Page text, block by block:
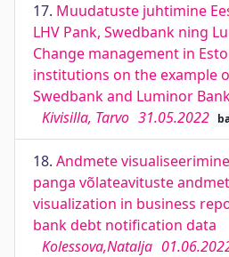
17. Muudatuste juhtimine
LHV Pank, Swedbank ning
Change management in
institutions on the example
Swedbank and Luminor
Kivisilla, Tarvo 31.05.2022
18. Andmete
panga võlateavituste
visualization in business
bank debt notification data
Kolessova,Natalja